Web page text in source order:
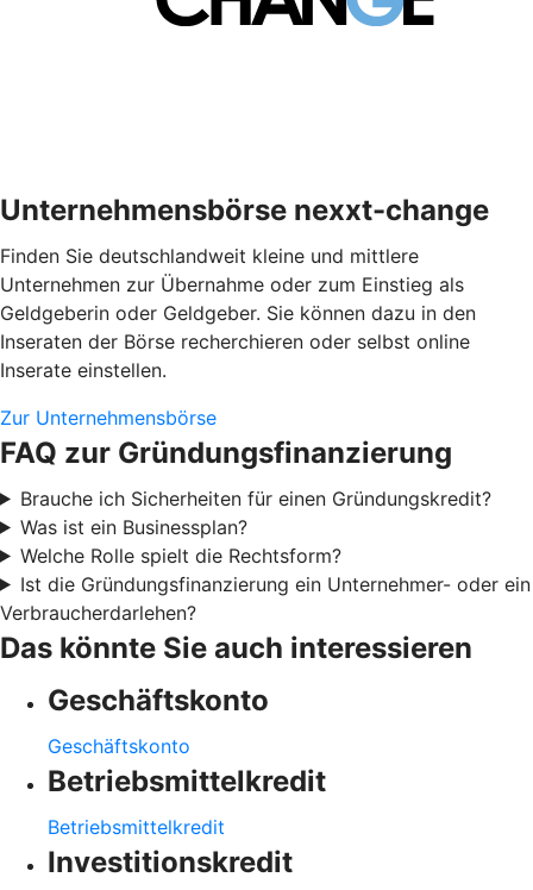
Unternehmensbörse nexxt-change
Finden Sie deutschlandweit kleine und mittlere
Unternehmen zur Übernahme oder zum Einstieg als
Geldgeberin oder Geldgeber. Sie können dazu in den
Inseraten der Börse recherchieren oder selbst online
Inserate einstellen.
Zur Unternehmensbörse
FAQ zur Gründungsfinanzierung
Brauche ich Sicherheiten für einen Gründungskredit?
Was ist ein Businessplan?
Welche Rolle spielt die Rechtsform?
Ist die Gründungsfinanzierung ein Unternehmer- oder ein
Verbraucherdarlehen?
Das könnte Sie auch interessieren
Geschäftskonto
Geschäftskonto
Betriebsmittelkredit
Betriebsmittelkredit
Investitionskredit